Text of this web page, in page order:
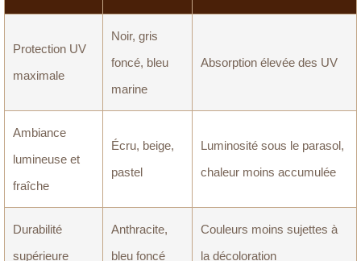
Protection UV
maximale
Noir, gris
foncé, bleu
marine
Absorption élevée des UV
Ambiance
lumineuse et
fraîche
Écru, beige,
pastel
Luminosité sous le parasol,
chaleur moins accumulée
Durabilité
supérieure
Anthracite,
bleu foncé
Couleurs moins sujettes à
la décoloration